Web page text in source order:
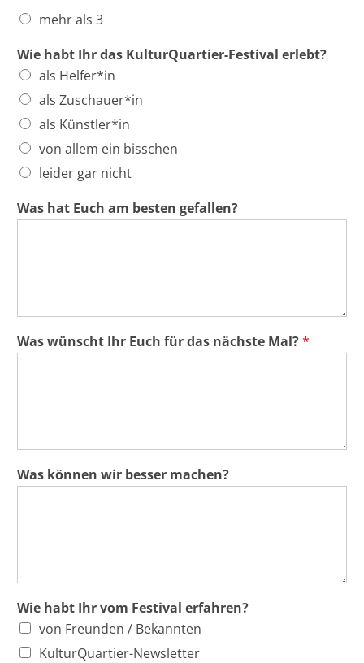
mehr als 3
Wie habt Ihr das KulturQuartier-Festival erlebt?
als Helfer*in
als Zuschauer*in
als Künstler*in
von allem ein bisschen
leider gar nicht
Was hat Euch am besten gefallen?
Was wünscht Ihr Euch für das nächste Mal?*
Was können wir besser machen?
*
a
m
d
Wie habt Ihr vom Festival erfahren?
von Freunden / Bekannten
KulturQuartier-Newsletter